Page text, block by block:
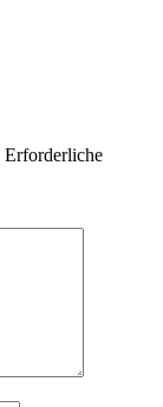
Erforderliche